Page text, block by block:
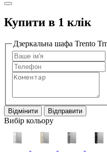
Купити в 1 клік
Дзеркальна шафа Trento
Відмінити Відправити
Вибір кольору